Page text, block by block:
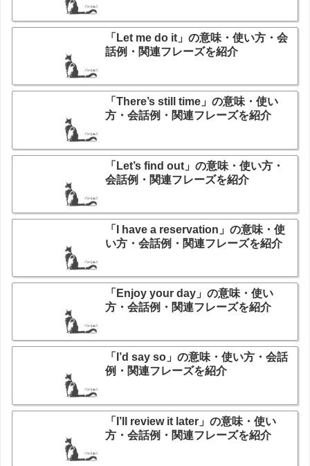
「Let me do it」の意味・使い方・会
話例・関連フレーズを紹介
「There’s still time」の意味・使い
方・会話例・関連フレーズを紹介
「Let’s find out」の意味・使い方・
会話例・関連フレーズを紹介
「I have a reservation」の意味・使
い方・会話例・関連フレーズを紹介
「Enjoy your day」の意味・使い
方・会話例・関連フレーズを紹介
「I’d say so」の意味・使い方・会話
例・関連フレーズを紹介
「I’ll review it later」の意味・使い
方・会話例・関連フレーズを紹介